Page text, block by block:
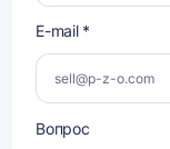
E-mail *
Вопрос